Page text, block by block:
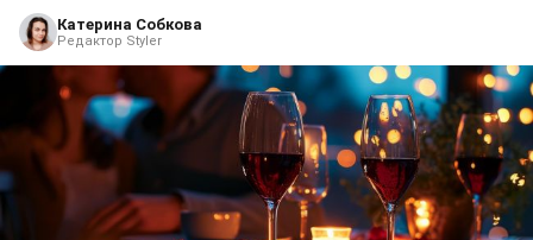
Катерина Собкова
Редактор Styler